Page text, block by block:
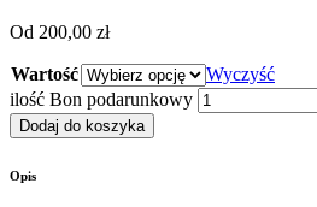
Od 200,00 zł
Wartość
Wyczyść
ilość Bon podarunkowy
Dodaj do koszyka
Opis